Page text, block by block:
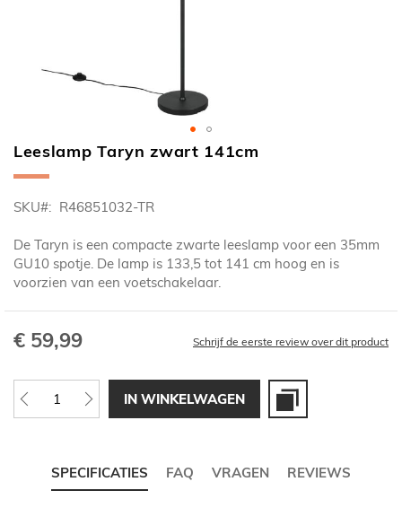
Ga
naar
begin
de
afbeeldingen-
gallerij
Leeslamp Taryn zwart 141cm
SKU R46851032-TR
De Taryn is een compacte zwarte leeslamp voor een 35mm
GU10 spotje. De lamp is 133,5 tot 141 cm hoog en is
voorzien van een voetschakelaar.
€ 59,99 Schrijf de eerste review over dit product
IN WINKELWAGEN
SPECIFICATIES FAQ VRAGEN REVIEWS